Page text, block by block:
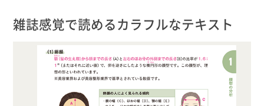
雑誌感覚で読めるカラフルなテキスト